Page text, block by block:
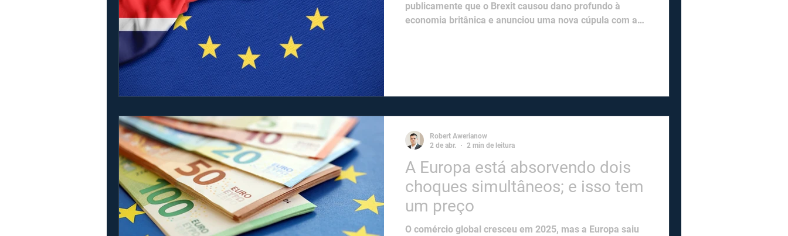
publicamente que o Brexit causou dano profundo à
economia britânica e anunciou uma nova cúpula com a
A Europa está absorvendo dois
choques simultâneos; e isso tem
um preço​​
O comércio global cresceu em 2025, mas a Europa saiu
Robert Awerianow
2 de abr.
2 min de leitura